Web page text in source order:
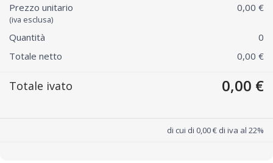
Prezzo unitario
(iva esclusa)
0,00 €
Quantità
0
Totale netto
0,00 €
Totale ivato 0,00 €
di cui di 0,00 € di iva al 22%